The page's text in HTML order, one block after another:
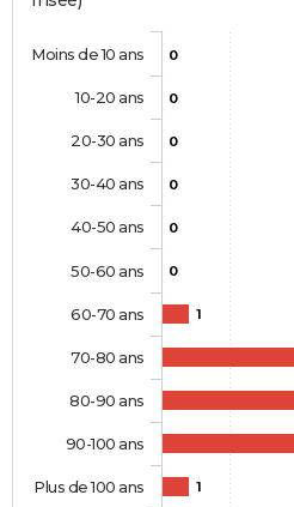
0
0
0
0
0
0
1
1
Moins de 10 ans
10-20 ans
20-30 ans
30-40 ans
40-50 ans
50-60 ans
60-70 ans
70-80 ans
80-90 ans
90-100 ans
Plus de 100 ans